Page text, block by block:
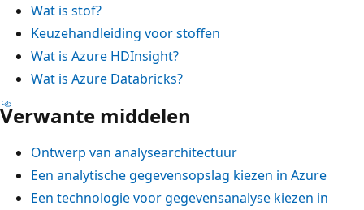
Wat is stof?
Keuzehandleiding voor stoffen
Wat is Azure HDInsight?
Wat is Azure Databricks?
Verwante middelen
Ontwerp van analysearchitectuur
Een analytische gegevensopslag kiezen in Azure
Een technologie voor gegevensanalyse kiezen in